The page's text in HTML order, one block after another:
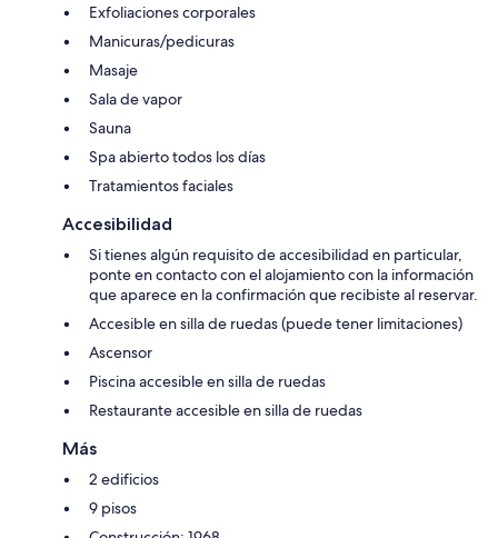
Exfoliaciones corporales
Manicuras/pedicuras
Masaje
Sala de vapor
Sauna
Spa abierto todos los días
Tratamientos faciales
Accesibilidad
Si tienes algún requisito de accesibilidad en particular,
ponte en contacto con el alojamiento con la información
que aparece en la confirmación que recibiste al reservar.
Accesible en silla de ruedas (puede tener limitaciones)
Ascensor
Piscina accesible en silla de ruedas
Restaurante accesible en silla de ruedas
Más
2 edificios
9 pisos